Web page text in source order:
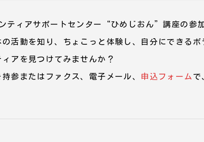
ティアサポートセンター“ひめじおん”講座の参
活動を知り、ちょこっと体験し、自分にできる
アを見つけてみませんか？
参またはファクス、電子メール、 申込フォーム で